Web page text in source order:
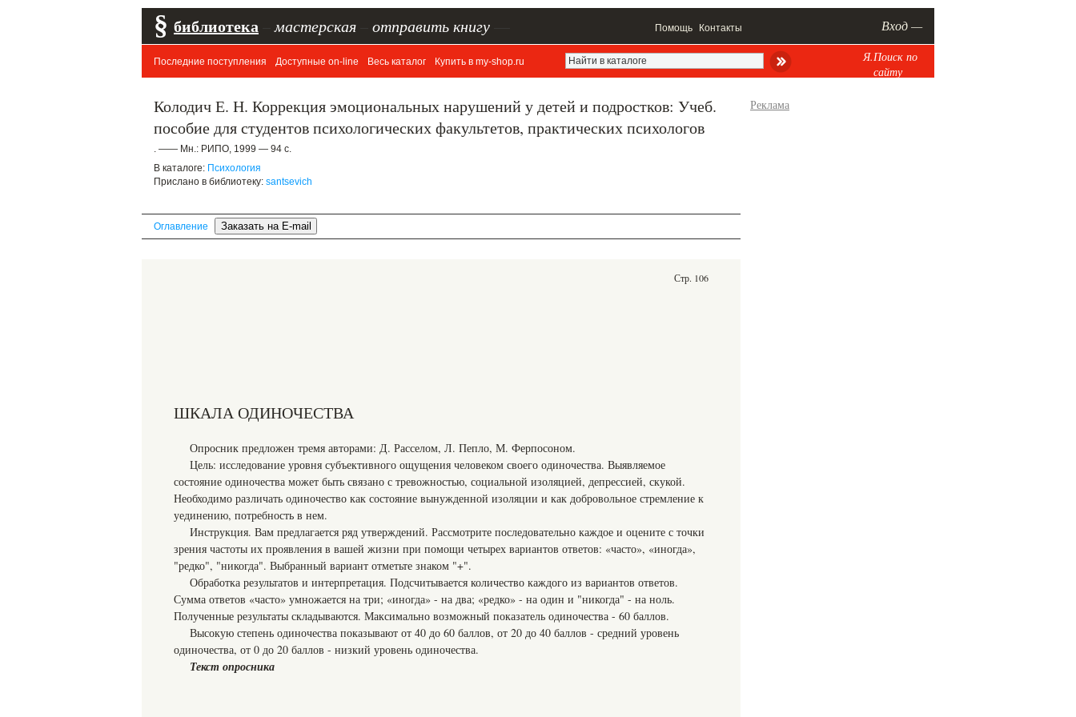
§ библиотека мастерская отправить книгу Помощь Контакты Вход —
Последние поступления Доступные on-line Весь каталог Купить в my-shop.ru
Я.Поиск по
сайту
Колодич Е. Н. Коррекция эмоциональных нарушений у детей и подростков: Учеб.
пособие для студентов психологических факультетов, практических психологов
. —— Мн.: РИПО, 1999 — 94 с.
В каталоге: Психология
Прислано в библиотеку: santsevich
Оглавление
Стр. 106
ШКАЛА ОДИНОЧЕСТВА
Опросник предложен тремя авторами: Д. Расселом, Л. Пепло, М. Ферпосоном.
Цель: исследование уровня субъективного ощущения человеком своего одиночества. Выявляемое
состояние одиночества может быть связано с тревожностью, социальной изоляцией, депрессией, скукой.
Необходимо различать одиночество как состояние вынужденной изоляции и как добровольное стремление к
уединению, потребность в нем.
Инструкция. Вам предлагается ряд утверждений. Рассмотрите последовательно каждое и оцените с точки
зрения частоты их проявления в вашей жизни при помощи четырех вариантов ответов: «часто», «иногда»,
"редко", "никогда". Выбранный вариант отметьте знаком "+".
Обработка результатов и интерпретация. Подсчитывается количество каждого из вариантов ответов.
Сумма ответов «часто» умножается на три; «иногда» - на два; «редко» - на один и "никогда" - на ноль.
Полученные результаты складываются. Максимально возможный показатель одиночества - 60 баллов.
Высокую степень одиночества показывают от 40 до 60 баллов, от 20 до 40 баллов - средний уровень
одиночества, от 0 до 20 баллов - низкий уровень одиночества.
Текст опросника
Реклама